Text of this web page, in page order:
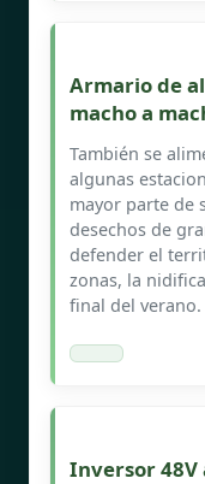
Armario de
macho a
También se
algunas
mayor parte de
desechos de
defender el
zonas, la
final del verano.
Inversor 48V